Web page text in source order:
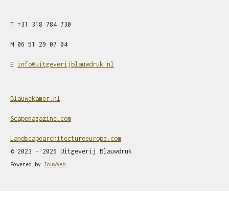
T +31 318 784 730
M 06 51 29 07 04
E info@uitgeverijblauwdruk.nl
Blauwekamer.nl
Scapemagazine.com
Landscapearchitectureeurope.com
© 2023 - 2026 Uitgeverij Blauwdruk
Powered by JouwWeb